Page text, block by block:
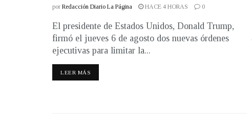
por Redacción Diario La Página HACE 4 HORAS 0
El presidente de Estados Unidos, Donald Trump,
firmó el jueves 6 de agosto dos nuevas órdenes
ejecutivas para limitar la...
LEER MÁS